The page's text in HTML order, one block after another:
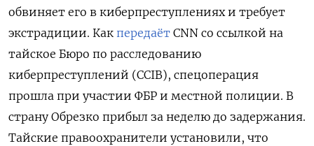
обвиняет его в киберпреступлениях и требует
экстрадиции. Как передаёт CNN со ссылкой на
тайское Бюро по расследованию
киберпреступлений (CCIB), спецоперация
прошла при участии ФБР и местной полиции. В
страну Обрезко прибыл за неделю до задержания.
Тайские правоохранители установили, что